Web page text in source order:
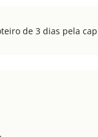
de 3 dias pela